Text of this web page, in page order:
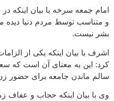
امام جمعه سرخه با بیان اینکه در
و متناسب توسط مردم دنیا
بشر نیست.
اشرف با بیان اینکه یکی از
کرد: این به معنای آن است که
سالم ماندن جامعه برای حضور
وی با بیان اینکه حجاب و عفاف